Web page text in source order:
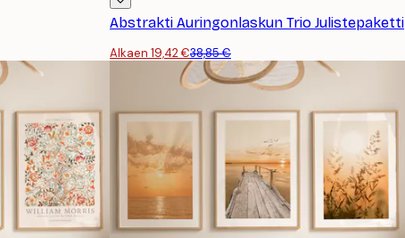
Abstrakti Auringonlaskun Trio Julistepaketti
Alkaen 19,42 €38,85 €